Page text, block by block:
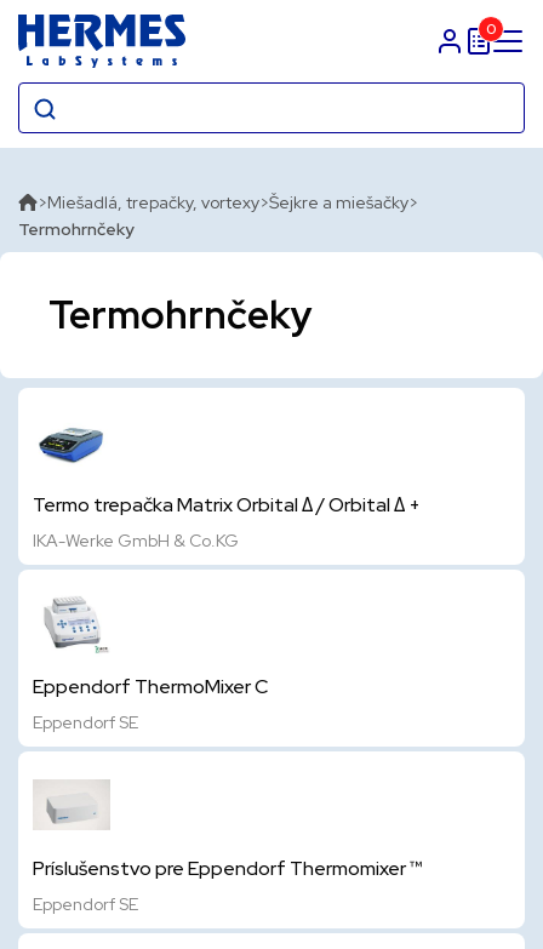
Prihlasit sa
0
Miešadlá, trepačky, vortexy Šejkre a miešačky
Termohrnčeky
Termohrnčeky
Termo trepačka Matrix Orbital Δ / Orbital Δ +
IKA-Werke GmbH & Co.KG
Eppendorf ThermoMixer C
Eppendorf SE
Príslušenstvo pre Eppendorf Thermomixer ™
Eppendorf SE